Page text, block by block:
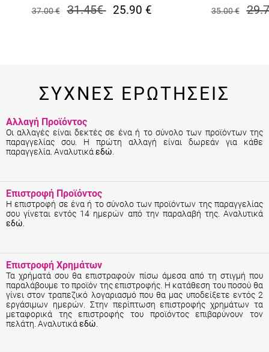
37.00€ 31.45€ 25.90 € 35.00€
ΣΥΧΝΕΣ ΕΡΩΤΗΣΕΙΣ
Αλλαγή Προϊόντος
Οι αλλαγές είναι δεκτές σε ένα ή το σύνολο των προϊόντων της
παραγγελίας σου. Η πρώτη αλλαγή είναι δωρεάν για κάθε
παραγγελία. Αναλυτικά εδώ
Επιστροφή Προϊόντος
Η επιστροφή σε ένα ή το σύνολο των προϊόντων της παραγγελίας
σου γίνεται εντός 14 ημερών από την παραλαβή της. Αναλυτικά
εδώ
Επιστροφή Χρημάτων
Τα χρήματά σου θα επιστραφούν πίσω άμεσα από τη στιγμή που
παραλάβουμε το προϊόν της επιστροφής. Η κατάθεση του ποσού θα
γίνει στον τραπεζικό λογαριασμό που θα μας υποδείξετε εντός 2
εργάσιμων ημερών. Στην περίπτωση επιστροφής χρημάτων τα
μεταφορικά της επιστροφής του προϊόντος επιβαρύνουν τον
πελάτη. Αναλυτικά εδώ